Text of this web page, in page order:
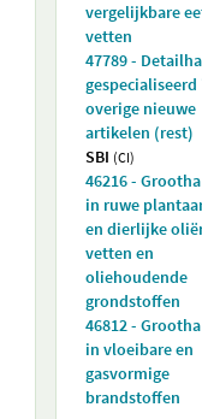
vergelijkbare
vetten
47789 -
gespecialiseerd
overige nieuwe
artikelen (rest)
SBI (CI)
46216 -
in ruwe
en dierlijke
vetten en
oliehoudende
grondstoffen
46812 -
in vloeibare en
gasvormige
brandstoffen